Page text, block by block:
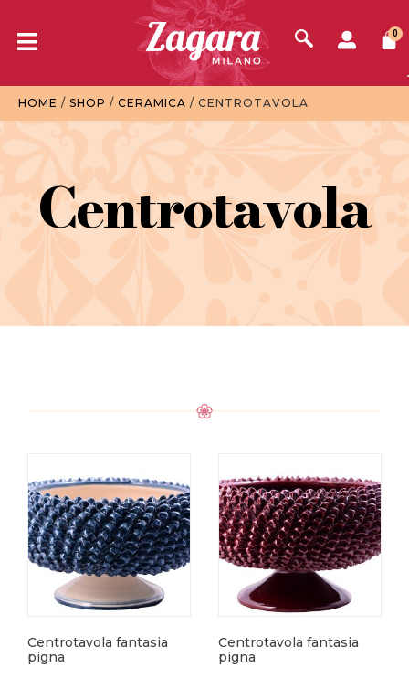
0
HOME / SHOP / CERAMICA / CENTROTAVOLA
Centrotavola
Centrotavola fantasia
pigna
Centrotavola fantasia
pigna